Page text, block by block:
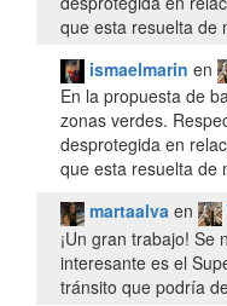
que esta resuelta de
ismaelmarin en
En la propuesta de
zonas verdes.
desprotegida en
que esta resuelta de
martaalva en
¡Un gran trabajo!
interesante es el
tránsito que podría